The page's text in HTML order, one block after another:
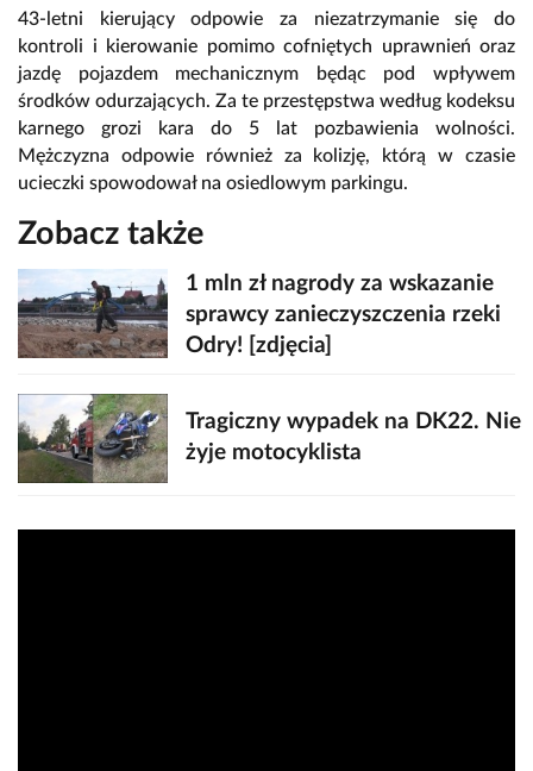
43-letni kierujący odpowie za niezatrzymanie się do
kontroli i kierowanie pomimo cofniętych uprawnień oraz
jazdę pojazdem mechanicznym będąc pod wpływem
środków odurzających. Za te przestępstwa według kodeksu
karnego grozi kara do 5 lat pozbawienia wolności.
Mężczyzna odpowie również za kolizję, którą w czasie
ucieczki spowodował na osiedlowym parkingu.
Zobacz także
1 mln zł nagrody za wskazanie
sprawcy zanieczyszczenia rzeki
Odry! [zdjęcia]
Tragiczny wypadek na DK22. Nie
żyje motocyklista